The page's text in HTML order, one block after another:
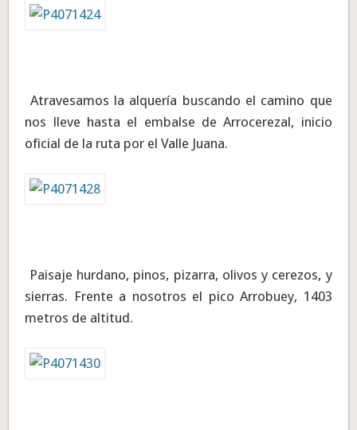
Atravesamos la alquería buscando el camino que
nos lleve hasta el embalse de Arrocerezal, inicio
oficial de la ruta por el Valle Juana.
Paisaje hurdano, pinos, pizarra, olivos y cerezos, y
sierras. Frente a nosotros el pico Arrobuey, 1403
metros de altitud.